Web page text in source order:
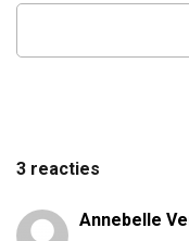
3 reacties
Annebelle